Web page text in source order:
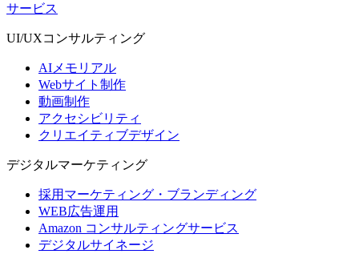
サービス
UI/UXコンサルティング
AIメモリアル
Webサイト制作
動画制作
アクセシビリティ
クリエイティブデザイン
デジタルマーケティング
採用マーケティング・ブランディング
WEB広告運用
Amazon コンサルティングサービス
デジタルサイネージ